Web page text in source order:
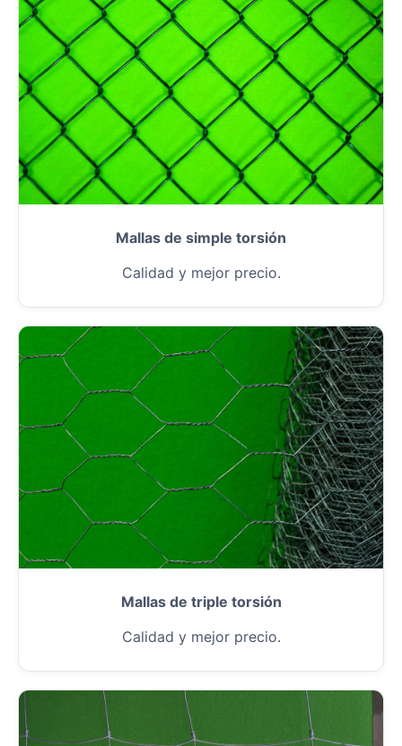
Mallas de simple torsión
Calidad y mejor precio.
Mallas de triple torsión
Calidad y mejor precio.